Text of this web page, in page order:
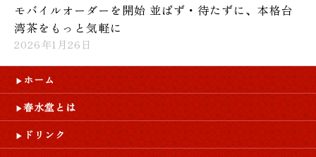
モバイルオーダーを開始 並ばず・待たずに、本格台
湾茶をもっと気軽に
2026年1月26日
ホーム
春水堂とは
ドリンク